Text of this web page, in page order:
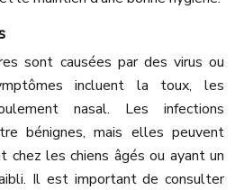
sont causées par des virus ou
incluent la toux, les
nasal. Les infections
bénignes, mais elles peuvent
chez les chiens âgés ou ayant un
Il est important de consulter